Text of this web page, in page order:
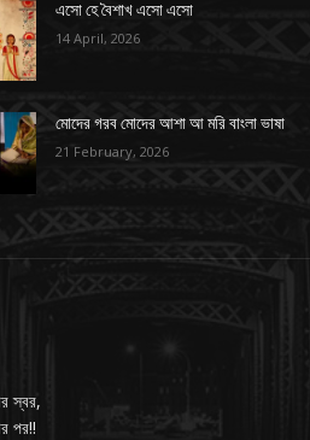
এসো হে বৈশাখ এসো এসো
14 April, 2026
মোদের গরব মোদের আশা আ মরি বাংলা ভাষা
21 February, 2026
স্বর,
পর!!